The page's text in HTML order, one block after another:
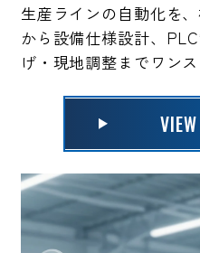
生産ラインの自動化を
から設備仕様設計、
げ・現地調整までワン